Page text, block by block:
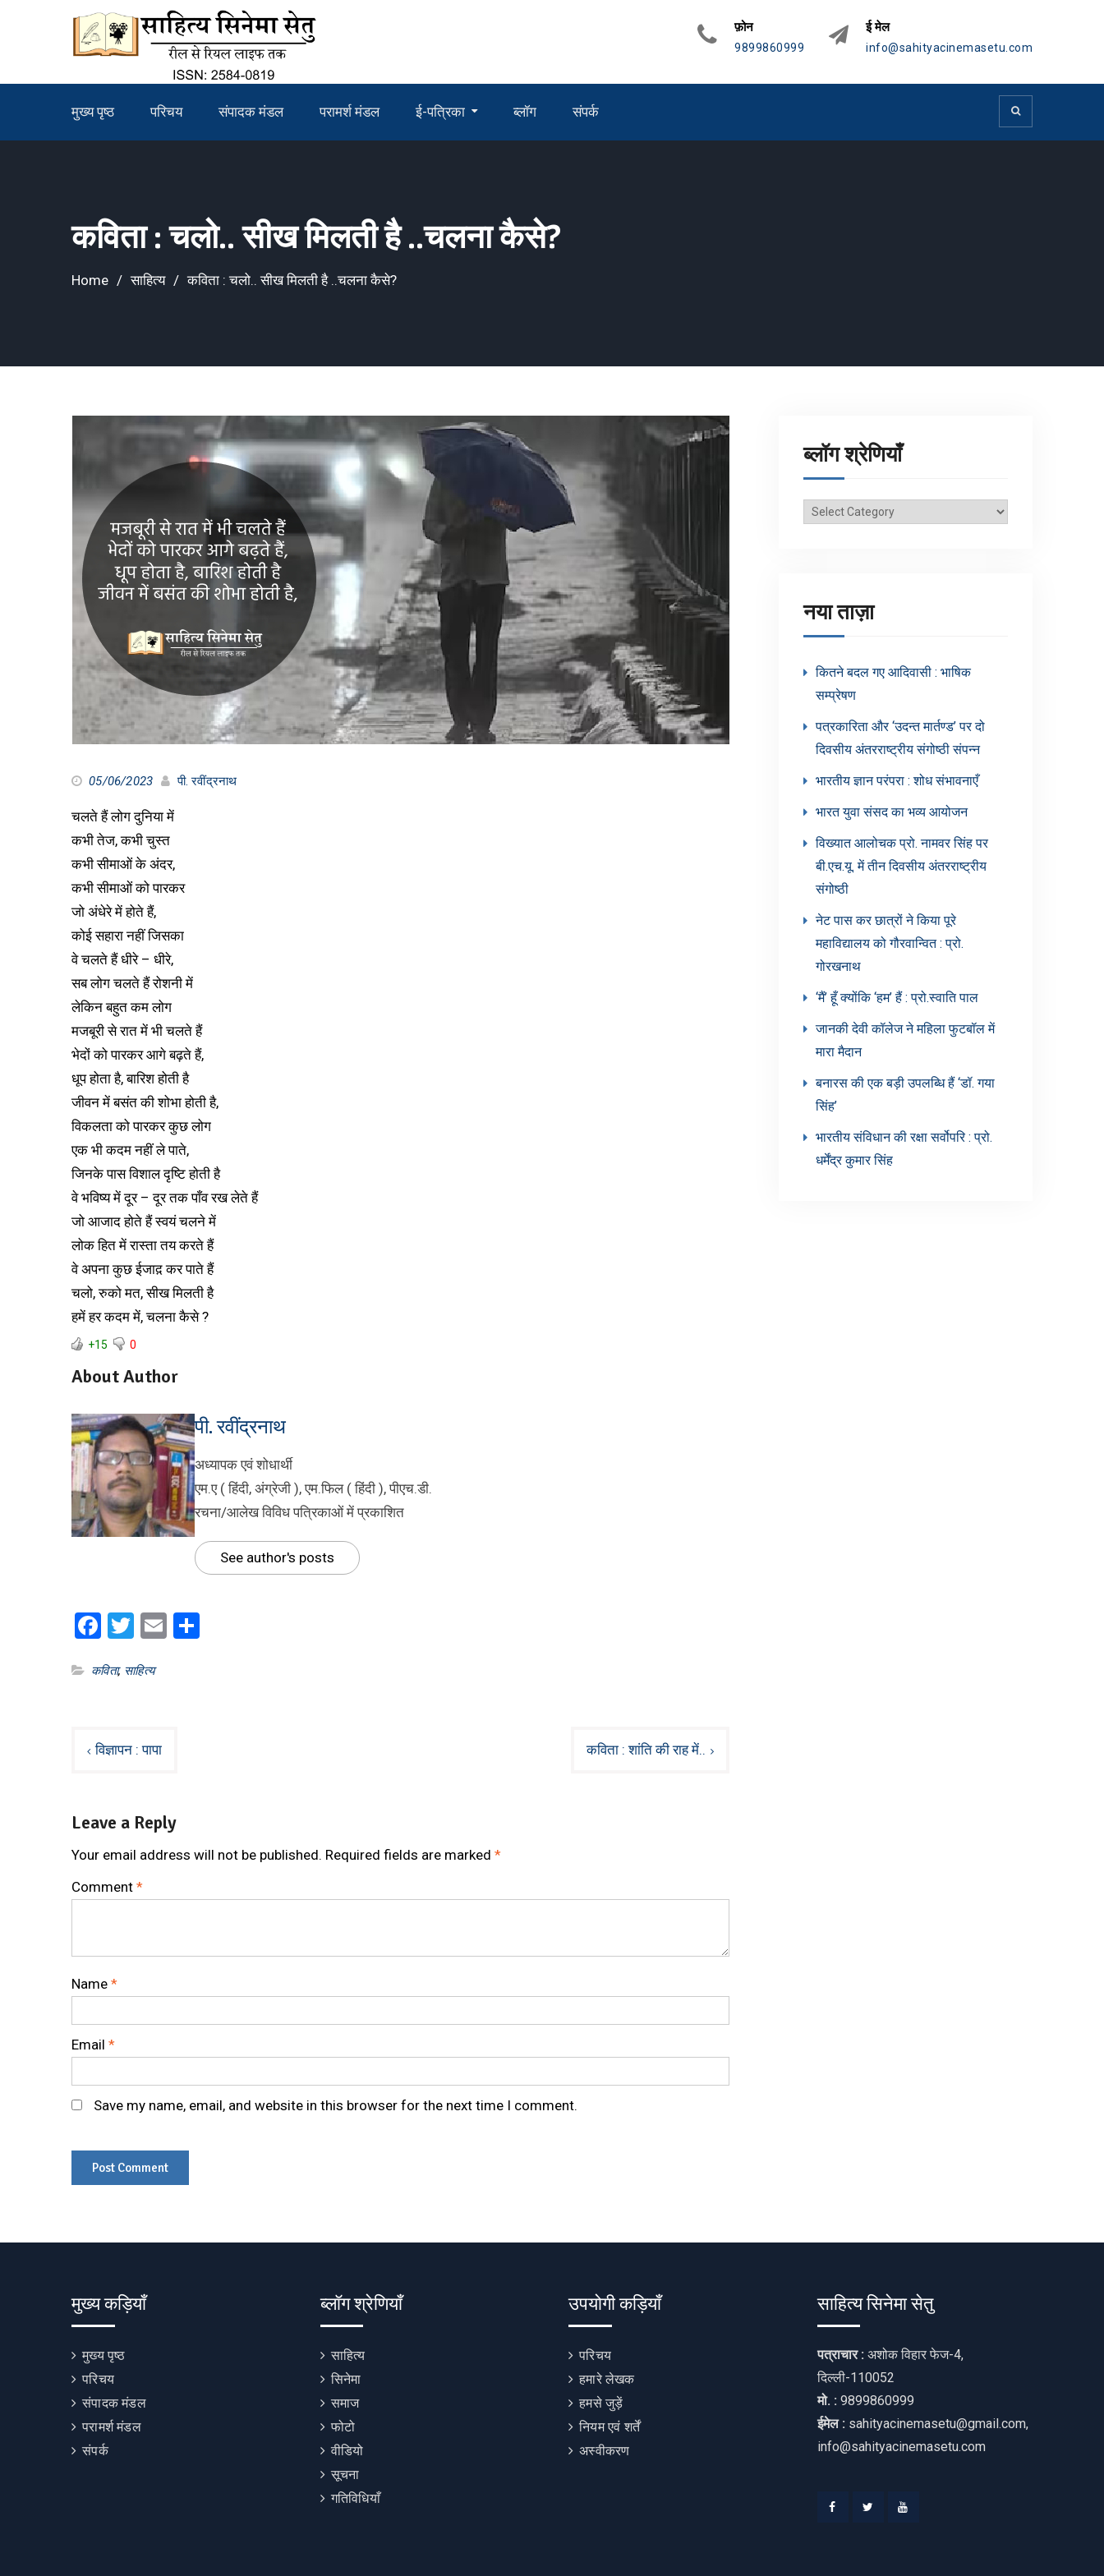
फ़ोन
9899860999
ई मेल
info@sahityacinemasetu.com
मुख्य पृष्ठ परिचय संपादक मंडल परामर्श मंडल ई-पत्रिका ब्लॉग संपर्क
कविता : चलो.. सीख मिलती है ..चलना कैसे?
Home साहित्य कविता : चलो.. सीख मिलती है ..चलना कैसे?
05/06/2023 पी. रवींद्रनाथ
चलते हैं लोग दुनिया में
कभी तेज, कभी चुस्त
कभी सीमाओं के अंदर,
कभी सीमाओं को पारकर
जो अंधेरे में होते हैं,
कोई सहारा नहीं जिसका
वे चलते हैं धीरे – धीरे,
सब लोग चलते हैं रोशनी में
लेकिन बहुत कम लोग
मजबूरी से रात में भी चलते हैं
भेदों को पारकर आगे बढ़ते हैं,
धूप होता है, बारिश होती है
जीवन में बसंत की शोभा होती है,
विकलता को पारकर कुछ लोग
एक भी कदम नहीं ले पाते,
जिनके पास विशाल दृष्टि होती है
वे भविष्य में दूर – दूर तक पाँव रख लेते हैं
जो आजाद होते हैं स्वयं चलने में
लोक हित में रास्ता तय करते हैं
वे अपना कुछ ईजाद़ कर पाते हैं
चलो, रुको मत, सीख मिलती है
हमें हर कदम में, चलना कैसे ?
+15 0
About Author
पी. रवींद्रनाथ
अध्यापक एवं शोधार्थी
एम.ए ( हिंदी, अंग्रेजी ), एम.फिल ( हिंदी ), पीएच.डी.
रचना/आलेख विविध पत्रिकाओं में प्रकाशित
See author's posts
Facebook
Twitter
Email
कविता, साहित्य
Postविज्ञापन : पापा कविता : शांति की राह में..
Leave a Reply
Your email address will not be published. Required fields are marked *
Comment *
Name *
Email *
Save my name, email, and website in this browser for the next time I comment.
ब्लॉग श्रेणियाँ
ब्लॉग
नया ताज़ा
कितने बदल गए आदिवासी : भाषिक
सम्प्रेषण
पत्रकारिता और ‘उदन्त मार्तण्ड’ पर दो
दिवसीय अंतरराष्ट्रीय संगोष्ठी संपन्न
भारतीय ज्ञान परंपरा : शोध संभावनाएँ
भारत युवा संसद का भव्य आयोजन
विख्यात आलोचक प्रो. नामवर सिंह पर
बी.एच.यू. में तीन दिवसीय अंतरराष्ट्रीय
संगोष्ठी
नेट पास कर छात्रों ने किया पूरे
महाविद्यालय को गौरवान्वित : प्रो.
गोरखनाथ
‘मैं’ हूँ क्योंकि ‘हम’ हैं : प्रो.स्वाति पाल
जानकी देवी कॉलेज ने महिला फुटबॉल में
मारा मैदान
बनारस की एक बड़ी उपलब्धि हैं ‘डॉ. गया
सिंह’
भारतीय संविधान की रक्षा सर्वोपरि : प्रो.
धर्मेंद्र कुमार सिंह
मुख्य कड़ियाँ
मुख्य पृष्ठ
परिचय
संपादक मंडल
परामर्श मंडल
संपर्क
ब्लॉग श्रेणियाँ
साहित्य
सिनेमा
समाज
फोटो
वीडियो
सूचना
गतिविधियाँ
उपयोगी कड़ियाँ
परिचय
हमारे लेखक
हमसे जुड़ें
नियम एवं शर्तें
अस्वीकरण
साहित्य सिनेमा सेतु
पत्राचार : अशोक विहार फेज-4,
दिल्ली-110052
मो. : 9899860999
ईमेल : sahityacinemasetu@gmail.com,
info@sahityacinemasetu.com